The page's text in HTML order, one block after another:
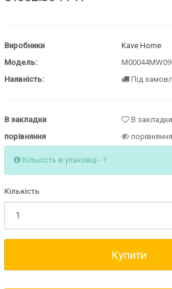
Виробники
Kave Home
Модель:
M00044MW09
Наявність:
Під
В закладки
В закладки
порівняння
порівняння
Кількість в упаковці - 1
Кількість
Купити